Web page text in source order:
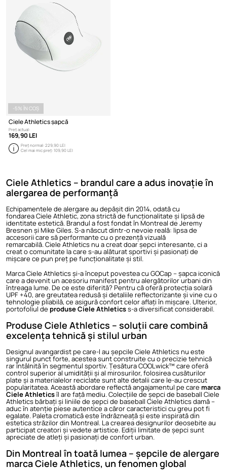
-5% ÎN COȘ
Ciele Athletics șapcă
Preț actual:
169,90 LEI
Preț normal:229,90 LEI
Cel mai mic preț:109,90 LEI
Ciele Athletics – brandul care a adus inovație în
alergarea de performanță
Echipamentele de alergare au depășit din 2014, odată cu
fondarea Ciele Athletic, zona strictă de funcționalitate și lipsă de
identitate estetică. Brandul a fost fondat în Montreal de Jeremy
Bresnen și Mike Giles. S-a născut dintr-o nevoie reală: lipsa de
accesorii care să performante cu o prezență vizuală
remarcabilă. Ciele Athletics nu a creat doar șepci interesante, ci a
creat o comunitate la care s-au alăturat sportivi și pasionați de
mișcare ce pun preț pe funcționalitate și stil.
Marca Ciele Athletics și-a început povestea cu GOCap – șapca iconică
care a devenit un acesoriu manifest pentru alergătorilor urbani din
întreaga lume. De ce este diferită? Pentru că oferă protecția solară
UPF +40, are greutatea redusă și detaliile reflectorizante și vine cu o
tehnologie pliabilă, ce asigură confort celor aflați în mișcare. Ulterior,
portofoliul de produse Ciele Athleticss-a diversificat considerabil.
Produse Ciele Athletics – soluții care combină
excelența tehnică și stilul urban
Designul avangardist pe care-l au șepcile Ciele Athletics nu este
singurul punct forte, acestea sunt construite cu o precizie tehnică
rar întâlnită în segmentul sportiv. Țesătura COOLwick™ care oferă
control superior al umidității și al mirosurilor, folosirea cusăturilor
plate și a materialelor reciclate sunt alte detalii care le-au crescut
popularitatea. Această abordare reflectă angajamentul pe care marca
Ciele Athleticsîl are față mediu. Colecțiile deșepci de baseball Ciele
Athletics bărbați și liniile de șepci de baseball Ciele Athletics damă –
aduc în atenție piese autentice a căror caracteristici cu greu pot fi
egalate. Paleta cromatică este îndrăzneață și este inspirată din
estetica străzilor din Montreal. La crearea designurilor deosebite au
participat creatori și vedete artistice. Ediții limitate de șepci sunt
apreciate de atleți și pasionați de confort urban.
Din Montreal în toată lumea – șepcile de alergare
marca Ciele Athletics, un fenomen global